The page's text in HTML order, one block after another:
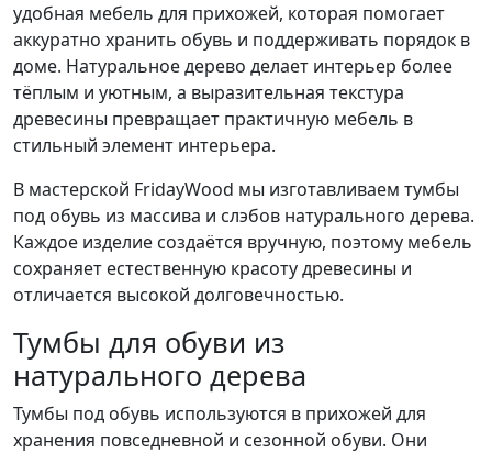
удобная мебель для прихожей, которая помогает
аккуратно хранить обувь и поддерживать порядок в
доме. Натуральное дерево делает интерьер более
тёплым и уютным, а выразительная текстура
древесины превращает практичную мебель в
стильный элемент интерьера.
В мастерской FridayWood мы изготавливаем тумбы
под обувь из массива и слэбов натурального дерева.
Каждое изделие создаётся вручную, поэтому мебель
сохраняет естественную красоту древесины и
отличается высокой долговечностью.
Тумбы для обуви из
натурального дерева
Тумбы под обувь используются в прихожей для
хранения повседневной и сезонной обуви. Они